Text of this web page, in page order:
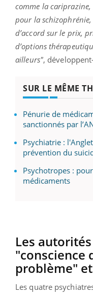
comme la
pour la
d’accord sur le prix,
d’options
ailleurs",
SUR LE MÊME
Pénurie de
sanctionnés par
Psychiatrie :
prévention du
Psychotropes :
médicaments
Les
"conscience
problème"
Les quatre